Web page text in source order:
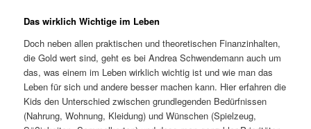
Das wirklich Wichtige im Leben
Doch neben allen praktischen und theoretischen Finanzinhalten,
die Gold wert sind, geht es bei Andrea Schwendemann auch um
das, was einem im Leben wirklich wichtig ist und wie man das
Leben für sich und andere besser machen kann. Hier erfahren die
Kids den Unterschied zwischen grundlegenden Bedürfnissen
(Nahrung, Wohnung, Kleidung) und Wünschen (Spielzeug,